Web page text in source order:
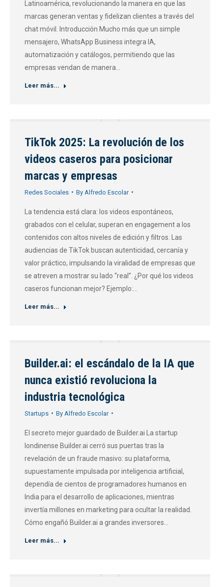
Latinoamérica, revolucionando la manera en que las
marcas generan ventas y fidelizan clientes a través del
chat móvil. Introducción Mucho más que un simple
mensajero, WhatsApp Business integra IA,
automatización y catálogos, permitiendo que las
empresas vendan de manera…
Leer más...
TikTok 2025: La revolución de los
videos caseros para posicionar
marcas y empresas
Redes Sociales By Alfredo Escolar
La tendencia está clara: los videos espontáneos,
grabados con el celular, superan en engagement a los
contenidos con altos niveles de edición y filtros. Las
audiencias de TikTok buscan autenticidad, cercanía y
valor práctico, impulsando la viralidad de empresas que
se atreven a mostrar su lado “real”. ¿Por qué los videos
caseros funcionan mejor? Ejemplo:…
Leer más...
Builder.ai: el escándalo de la IA que
nunca existió revoluciona la
industria tecnológica
Startups By Alfredo Escolar
El secreto mejor guardado de Builder.ai La startup
londinense Builder.ai cerró sus puertas tras la
revelación de un fraude masivo: su plataforma,
supuestamente impulsada por inteligencia artificial,
dependía de cientos de programadores humanos en
India para el desarrollo de aplicaciones, mientras
invertía millones en marketing para ocultar la realidad.
Cómo engañó Builder.ai a grandes inversores…
Leer más...